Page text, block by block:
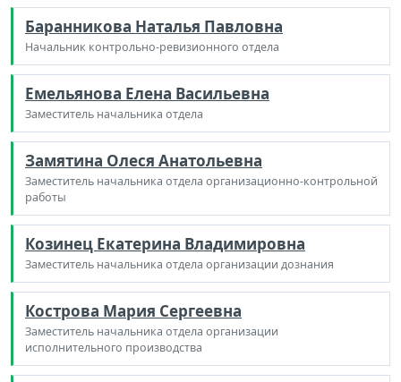
Баранникова Наталья Павловна
Начальник контрольно-ревизионного отдела
Емельянова Елена Васильевна
Заместитель начальника отдела
Замятина Олеся Анатольевна
Заместитель начальника отдела организационно-контрольной
работы
Козинец Екатерина Владимировна
Заместитель начальника отдела организации дознания
Кострова Мария Сергеевна
Заместитель начальника отдела организации
исполнительного производства